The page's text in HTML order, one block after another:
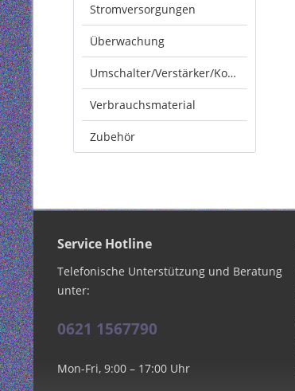
Stromversorgungen
Überwachung
Umschalter/Verstärker/Konverter
Verbrauchsmaterial
Zubehör
Service Hotline
Telefonische Unterstützung und Beratung
unter:
0621 1567790
Mon-Fri, 9:00 – 17:00 Uhr